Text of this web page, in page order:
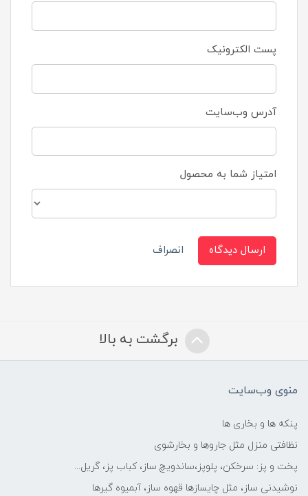
پست الکترونیک
آدرس وب‌سایت
امتیاز شما به محصول
ارسال دیدگاه انصراف
برگشت به بالا
منوی وب‌سایت
پنکه ها و بخاری ها
نظافتی منزل مثل جاروها و بخارشوی
پخت و پز: سرخکن، پلوپز،ساندویچ ساز، کباب پز، گریل...
نوشیدنی ساز، مثل چایسازها قهوه ساز، آبمیوه گیرها